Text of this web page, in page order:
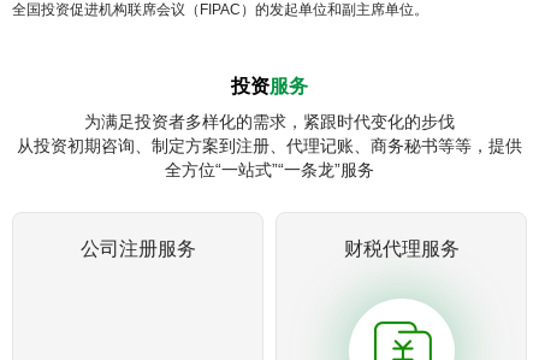
全国投资促进机构联席会议（FIPAC）的发起单位和副主席单位。
投资服务
为满足投资者多样化的需求，紧跟时代变化的步伐
从投资初期咨询、制定方案到注册、代理记账、商务秘书等等，提供
全方位“一站式”“一条龙”服务
公司注册服务 财税代理服务